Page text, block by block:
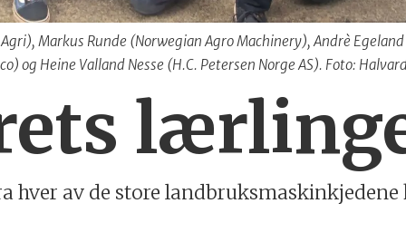
Markus Runde (Norwegian Agro Machinery), Andrè Egeland
og Heine Valland Nesse (H.C. Petersen Norge AS). Foto:
hver av de store